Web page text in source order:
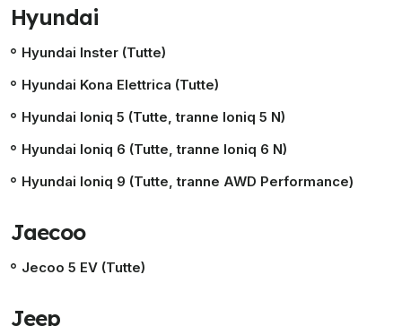
Hyundai
Hyundai Inster (Tutte)
Hyundai Kona Elettrica (Tutte)
Hyundai Ioniq 5 (Tutte, tranne Ioniq 5 N)
Hyundai Ioniq 6 (Tutte, tranne Ioniq 6 N)
Hyundai Ioniq 9 (Tutte, tranne AWD Performance)
Jaecoo
Jecoo 5 EV (Tutte)
Jeep